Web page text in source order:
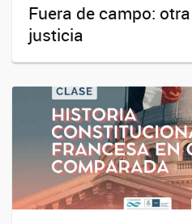
Fuera de campo:
justicia